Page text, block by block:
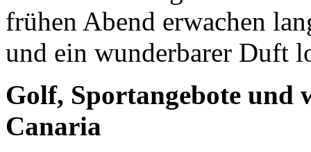
frühen Abend erwachen
und ein wunderbarer Duft
Golf, Sportangebote
Canaria